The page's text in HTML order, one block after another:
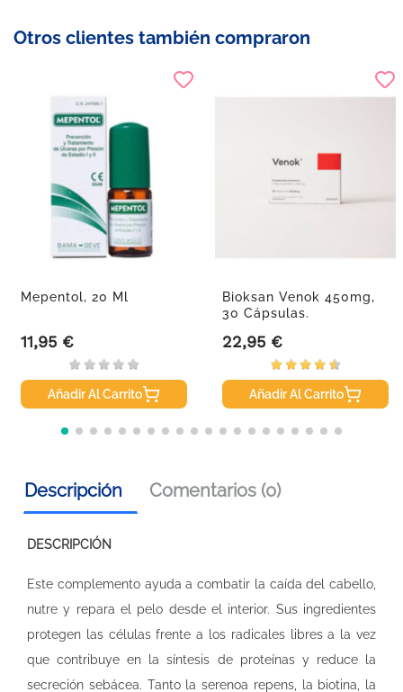
Otros clientes también compraron
Mepentol, 20 Ml
Precio
11,95 €
Añadir Al Carrito
Bioksan Venok 450mg,
30 Cápsulas.
Precio
22,95 €
Añadir Al Carrito
Descripción Comentarios (0)
DESCRIPCIÓN
Este complemento ayuda a combatir la caída del cabello,
nutre y repara el pelo desde el interior. Sus ingredientes
protegen las células frente a los radicales libres a la vez
que contribuye en la síntesis de proteínas y reduce la
secreción sebácea. Tanto la serenoa repens, la biotina, la